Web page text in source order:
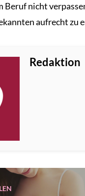
Beruf nicht
aufrecht zu
Redaktion